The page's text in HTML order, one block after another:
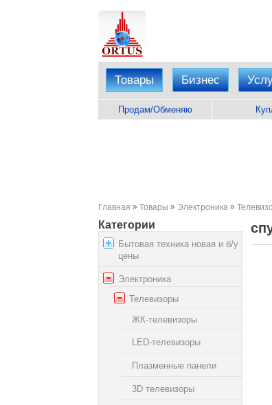
Товары Бизнес
Продам/Обменяю
Главная » Товары » Электроника »
Категории
Бытовая техника новая и б/у
цены
Электроника
Телевизоры
ЖК-телевизоры
LED-телевизоры
Плазменные панели
3D телевизоры